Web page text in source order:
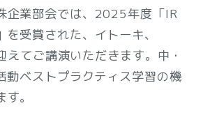
企業部会では、2025年度「IR
受賞された、イトーキ、
てご講演いただきます。中・
動ベストプラクティス学習の機
。